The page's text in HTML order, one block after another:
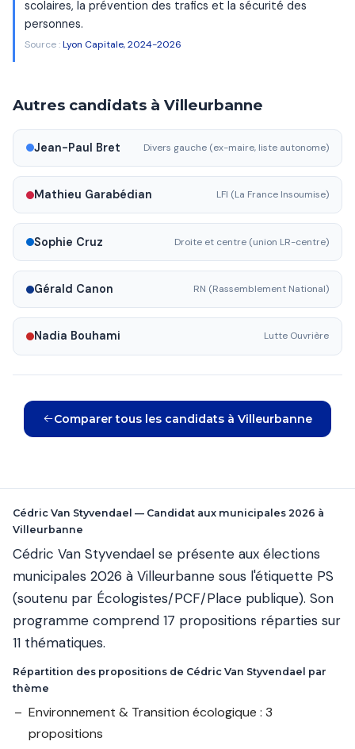
scolaires, la prévention des trafics et la sécurité des
personnes.
Source :Lyon Capitale, 2024-2026
Autres candidats à Villeurbanne
Jean-Paul Bret Divers gauche (ex-maire, liste autonome)
Mathieu Garabédian LFI (La France Insoumise)
Sophie Cruz Droite et centre (union LR-centre)
Gérald Canon RN (Rassemblement National)
Nadia Bouhami Lutte Ouvrière
Comparer tous les candidats à Villeurbanne
Cédric Van Styvendael — Candidat aux municipales 2026 à
Villeurbanne
Cédric Van Styvendael se présente aux élections
municipales 2026 à Villeurbanne sous l'étiquette PS
(soutenu par Écologistes/PCF/Place publique). Son
programme comprend 17 propositions réparties sur
11 thématiques.
Répartition des propositions de Cédric Van Styvendael par
thème
Environnement & Transition écologique : 3
propositions